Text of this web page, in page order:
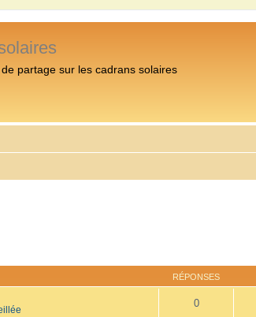
partage sur les cadrans solaires
RÉPONSES
0